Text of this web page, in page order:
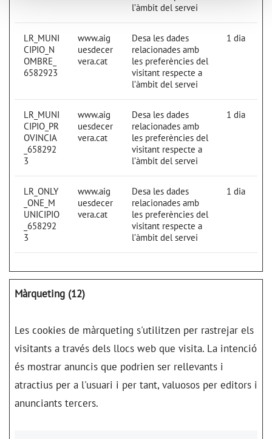
l’àmbit del servei
LR_MUNI
CIPIO_N
OMBRE_
6582923
www.aig
uesdecer
vera.cat
Desa les dades
relacionades amb
les preferències del
visitant respecte a
l’àmbit del servei
1 dia
LR_MUNI
CIPIO_PR
OVINCIA
_658292
3
www.aig
uesdecer
vera.cat
Desa les dades
relacionades amb
les preferències del
visitant respecte a
l’àmbit del servei
1 dia
LR_ONLY
_ONE_M
UNICIPIO
_658292
3
www.aig
uesdecer
vera.cat
Desa les dades
relacionades amb
les preferències del
visitant respecte a
l’àmbit del servei
1 dia
Màrqueting (12)
Les cookies de màrqueting s'utilitzen per rastrejar els
visitants a través dels llocs web que visita. La intenció
és mostrar anuncis que podrien ser rellevants i
atractius per a l'usuari i per tant, valuosos per editors i
anunciants tercers.